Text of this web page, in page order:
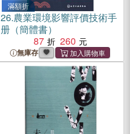
滿額折
26.農業環境影響評價技術手
册（簡體書）
87
260
無庫存